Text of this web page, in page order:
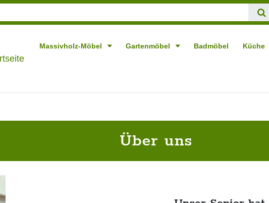
Massivholz-Möbel Gartenmöbel Badmöbel Küche
Über uns